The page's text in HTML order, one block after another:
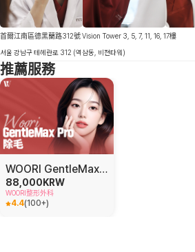
首爾江南區德黑蘭路312號 Vision Tower 3, 5, 7, 11, 16, 17樓
서울 강남구 테헤란로 312 (역삼동, 비젼타워)
推薦服務
WOORI GentleMax Pro 女士脱毛
88,000 KRW
WOORI整形外科
4.4(100+)